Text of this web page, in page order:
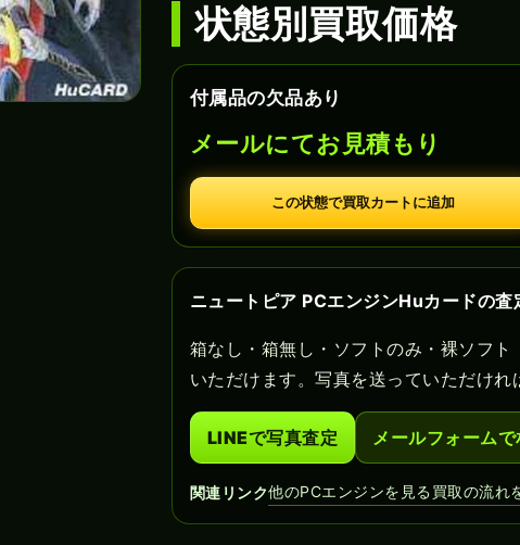
状態別買取価格
付属品の欠品あり
メールにてお見積もり
この状態で買取カートに追加
ニュートピア PCエンジンHuカードの査
箱なし・箱無し・ソフトのみ・裸ソフ
いただけます。写真を送っていただけれ
LINEで写真査定 メールフォーム
関連リンク他のPCエンジンを見る買取の流れ